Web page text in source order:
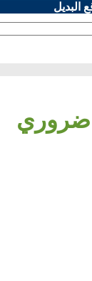
البديل
ضروري